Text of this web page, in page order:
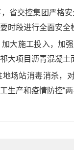
省交控集团严格
时段进行全面安
大施工投入，加
大项目沥青混凝
场站消毒消杀，
生产和疫情防控“